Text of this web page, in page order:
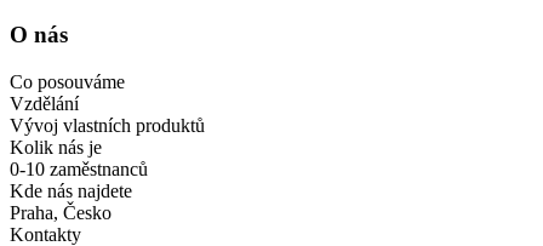
O nás
Co posouváme
Vzdělání
Vývoj vlastních produktů
Kolik nás je
0-10 zaměstnanců
Kde nás najdete
Praha, Česko
Kontakty